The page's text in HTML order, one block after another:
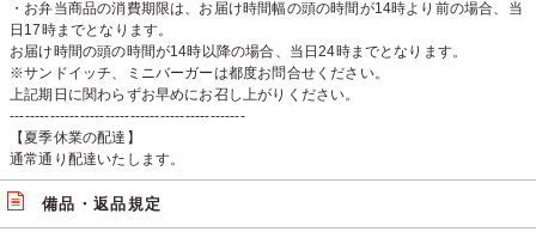
・お弁当商品の消費期限は、お届け時間幅の頭の時間が14時より前の場合、当
日17時までとなります。
お届け時間の頭の時間が14時以降の場合、当日24時までとなります。
※サンドイッチ、ミニバーガーは都度お問合せください。
上記期日に関わらずお早めにお召し上がりください。
-----------------------------------------------
【夏季休業の配達】
通常通り配達いたします。
備品・返品規定